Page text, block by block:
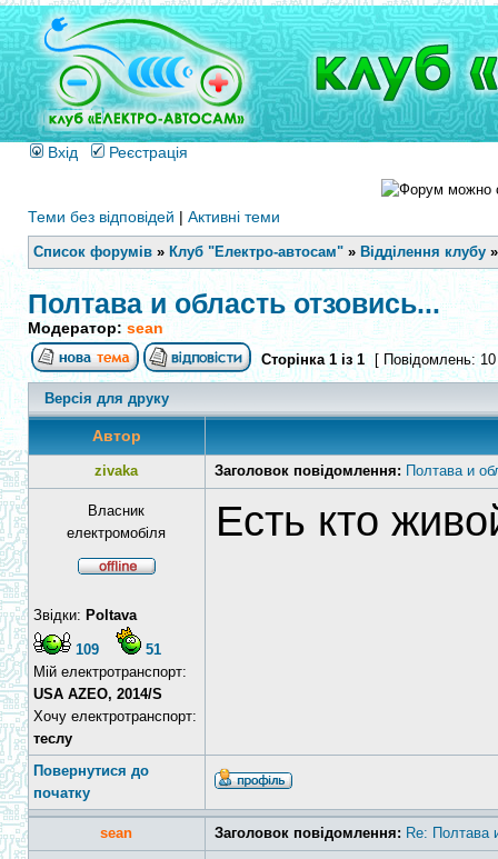
Вхід Реєстрація
Теми без відповідей | Активні теми
Список форумів » Клуб "Електро-автосам" » Відділення клубу
Полтава и область отзовись...
Модератор:sean
Сторінка 1із1 [ Повідомлень:
Версія для друку
Автор
zivaka Заголовок повідомлення: Полтава и
Власник
електромобіля
Звідки: Poltava
109
51
Мій електротранспорт:
USA AZEO, 2014/S
Хочу електротранспорт:
теслу
Есть кто
Повернутися до
початку
sean Заголовок повідомлення: Re: Полтава